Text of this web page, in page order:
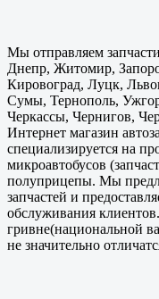
Мы отправляем
Днепр, Житомир,
Кировоград, Луцк,
Сумы, Тернополь,
Черкассы, Чернигов,
Интернет магазин
специализируется на
микроавтобусов
полуприцепы. Мы
запчастей и
обслуживания
гривне(национальной
не значительно